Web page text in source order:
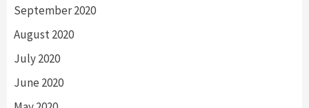
September 2020
August 2020
July 2020
June 2020